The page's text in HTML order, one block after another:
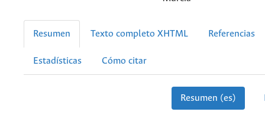
Resumen Texto completo XHTML Referencias
Estadísticas Cómo citar
Resumen (es)